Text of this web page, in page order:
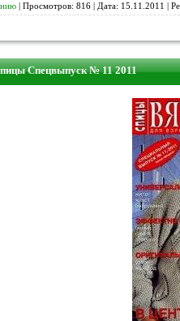
| Просмотров: 816 | Дата: 15.11.2011 |
Спецвыпуск № 11 2011